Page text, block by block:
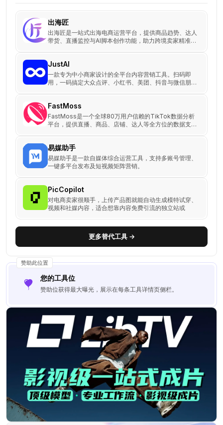
出海匠
出海匠是一站式出海电商运营平台，提供商品趋势、达人
带货、直播监控与AI脚本创作功能，助力跨境卖家精准出
JustAI
一款专为中小商家设计的全平台内容营销工具。扫码即
用，一码搞定大众点评、小红书、美团、抖音与微信朋友
FastMoss
FastMoss是一个全球80万用户信赖的TikTok数据分析
平台，提供直播、商品、店铺、达人等全方位的数据支
易媒助手
易媒助手是一款自媒体综合运营工具，支持多账号管理、
一键多平台发布及短视频矩阵营销。
PicCopilot
对电商卖家很顺手，上传产品图就能自动生成模特试穿、
视频和社媒内容，适合想靠内容免费引流的独立站或
更多替代工具 →
赞助此位置
您的工具位
赞助位获得最大曝光，展示在每条工具详情页侧栏。